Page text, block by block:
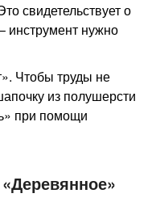
свидетельствует о
инструмент нужно
Чтобы труды не
из полушерсти
при помощи